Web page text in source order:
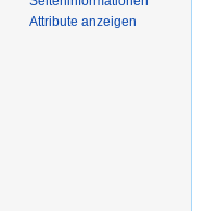
Attribute anzeigen